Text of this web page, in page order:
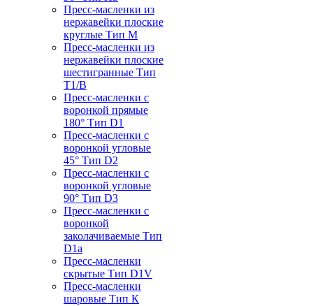
Пресс-масленки из
нержавейки плоские
круглые Тип M
Пресс-масленки из
нержавейки плоские
шестигранные Тип
T1/B
Пресс-масленки с
воронкой прямые
180° Тип D1
Пресс-масленки с
воронкой угловые
45° Тип D2
Пресс-масленки с
воронкой угловые
90° Тип D3
Пресс-масленки с
воронкой
заколачиваемые Тип
D1a
Пресс-масленки
скрытые Тип D1V
Пресс-масленки
шаровые Тип К